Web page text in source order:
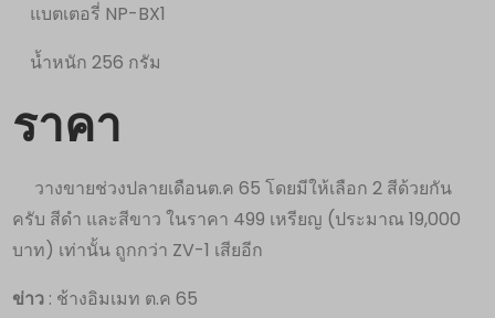
แบตเตอรี่ NP-BX1
น้ำหนัก 256 กรัม
ราคา
วางขายช่วงปลายเดือนต.ค 65 โดยมีให้เลือก 2 สีด้วยกัน
ครับ สีดำ และสีขาว ในราคา 499 เหรียญ (ประมาณ 19,000
บาท) เท่านั้น ถูกกว่า ZV-1 เสียอีก
ข่าว : ช้างอิมเมท ต.ค 65